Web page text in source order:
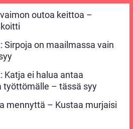
outoa keittoa –
Sirpoja on maailmassa vain
Katja ei halua antaa
työttömälle – tässä syy
mennyttä – Kustaa murjaisi